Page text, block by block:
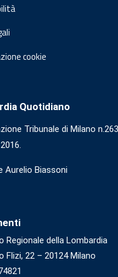
cookie
Quotidiano
Tribunale di Milano
Aurelio Biassoni
Regionale della Lombardia
Flizi, 22 – 20124 Milano